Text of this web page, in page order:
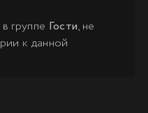
группе Гости, не
к данной